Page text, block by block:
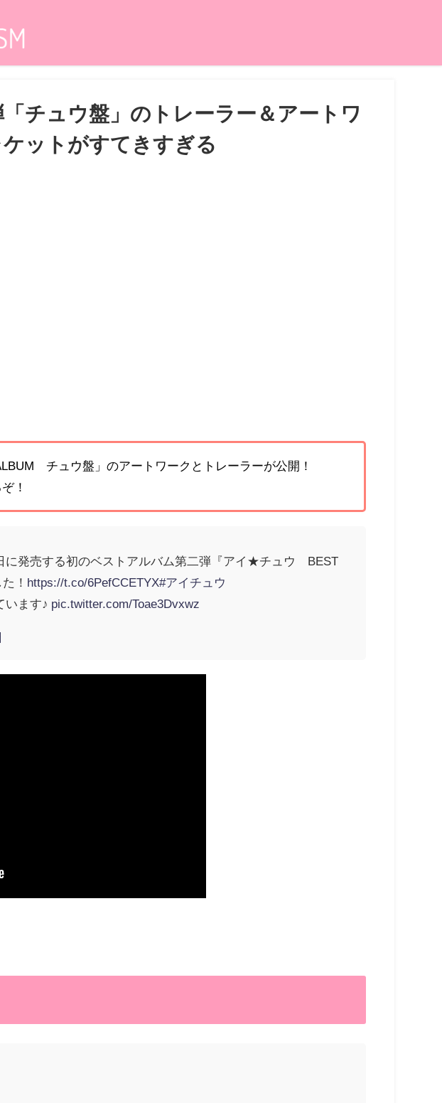
チュウ盤」のトレーラー＆アートワ
ットがすてきすぎる
チュウ盤」のアートワークとトレーラーが公開！
！
に発売する初のベストアルバム第二弾『アイ★チュウ BEST
！ https://t.co/6PefCCETYX#アイチュウ
います♪ pic.twitter.com/Toae3Dvxwz